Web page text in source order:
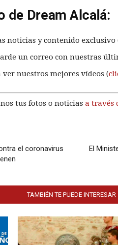
de Dream Alcalá:
noticias y contenido exclusivo
un correo con nuestras
ver nuestros mejores vídeos (
tus fotos o noticias a través
el coronavirus
El
TAMBIÉN TE PUEDE INTERESAR